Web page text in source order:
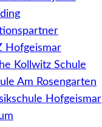
Hofgeismar
Kollwitz Schule
Am Rosengarten
Hofgeismar